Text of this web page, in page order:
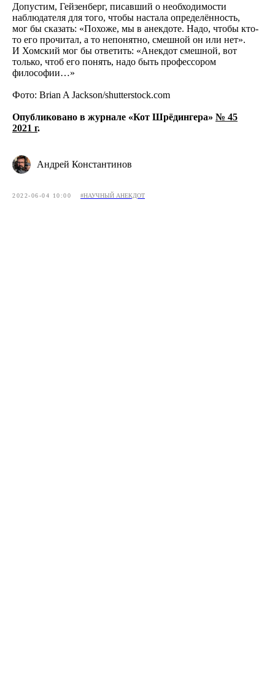
Допустим, Гейзенберг, писавший о необходимости
наблюдателя для того, чтобы настала определённость,
мог бы сказать: «Похоже, мы в анекдоте. Надо, чтобы кто-
то его прочитал, а то непонятно, смешной он или нет».
И Хомский мог бы ответить: «Анекдот смешной, вот
только, чтоб его понять, надо быть профессором
философии…»
Фото: Brian A Jackson/shutterstock.com
Опубликовано в журнале «Кот Шрёдингера» № 45
2021 г.
Андрей Константинов
2022-06-04 10:00 #НАУЧНЫЙ АНЕКДОТ